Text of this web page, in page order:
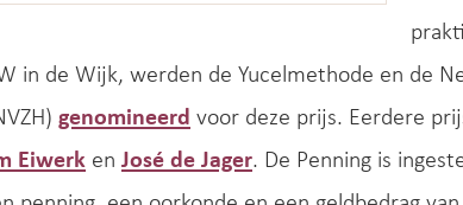
in de Wijk, werden de Yucelmethode en de
genomineerd voor deze prijs. Eerdere
Eiwerk en José de Jager. De Penning is